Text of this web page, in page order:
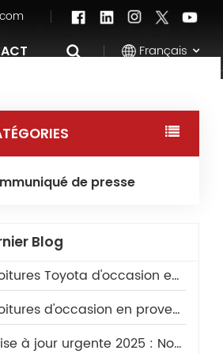
Français
English
Français
中文
de presse
Blog
Toyota d'occasion en provenance de Chine : les meilleurs modèles pour l'exportation
d'occasion en provenance de Chine : Guide complet pour les concessionnaires étrangers
2025 : Nouvelle réglementation pour l’importation de véhicules d’occasion en Arabie saoudite – Guide de dédouanement et d’inspection